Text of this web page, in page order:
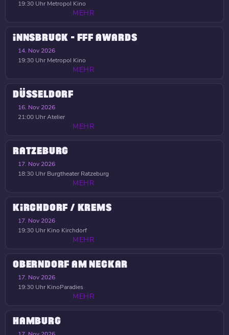
19:30 Uhr Metropol Kino
MEHR
INNSBRUCK - FFF AWARDS
14. Nov 2026
19:30 Uhr Metropol Kino
MEHR
DÜSSELDORF
16. Nov 2026
21:00 UhrAtelier
MEHR
RATZEBURG
17. Nov 2026
18:30 Uhr Burgtheater Ratzeburg
MEHR
KIRCHDORF / KREMS
17. Nov 2026
19:30 Uhr Kino Kirchdorf
MEHR
OBERNDORF AM NECKAR
17. Nov 2026
19:30 Uhr KinoParadies
MEHR
HAMBURG